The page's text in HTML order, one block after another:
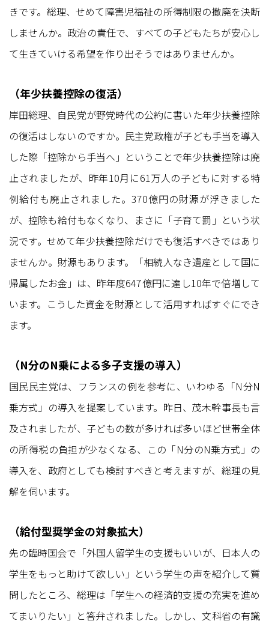
きです。総理、せめて障害児福祉の所得制限の撤廃を決断
しませんか。政治の責任で、すべての子どもたちが安心し
て生きていける希望を作り出そうではありませんか。
（年少扶養控除の復活）
岸田総理、自民党が野党時代の公約に書いた年少扶養控除
の復活はしないのですか。民主党政権が子ども手当を導入
した際「控除から手当へ」ということで年少扶養控除は廃
止されましたが、昨年10月に61万人の子どもに対する特
例給付も廃止されました。370億円の財源が浮きました
が、控除も給付もなくなり、まさに「子育て罰」という状
況です。せめて年少扶養控除だけでも復活すべきではあり
ませんか。財源もあります。「相続人なき遺産として国に
帰属したお金」は、昨年度647億円に達し10年で倍増して
います。こうした資金を財源として活用すればすぐにでき
ます。
（N分のN乗による多子支援の導入）
国民民主党は、フランスの例を参考に、いわゆる「N分N
乗方式」の導入を提案しています。昨日、茂木幹事長も言
及されましたが、子どもの数が多ければ多いほど世帯全体
の所得税の負担が少なくなる、この「N分のN乗方式」の
導入を、政府としても検討すべきと考えますが、総理の見
解を伺います。
（給付型奨学金の対象拡大）
先の臨時国会で「外国人留学生の支援もいいが、日本人の
学生をもっと助けて欲しい」という学生の声を紹介して質
問したところ、総理は「学生への経済的支援の充実を進め
てまいりたい」と答弁されました。しかし、文科省の有識